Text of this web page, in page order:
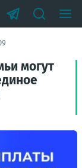
могут